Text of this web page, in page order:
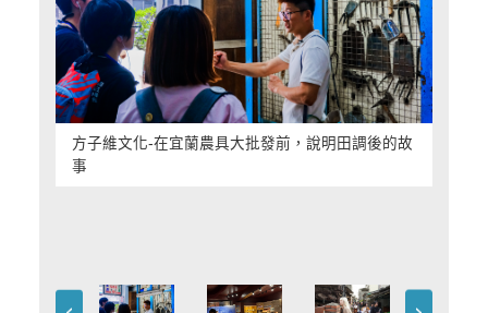
方子維文化-在宜蘭農具大批發前，說明田調後的故
事